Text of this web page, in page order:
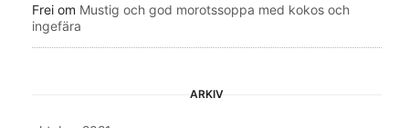
Frei om Mustig och god morotssoppa med kokos och
ingefära
ARKIV